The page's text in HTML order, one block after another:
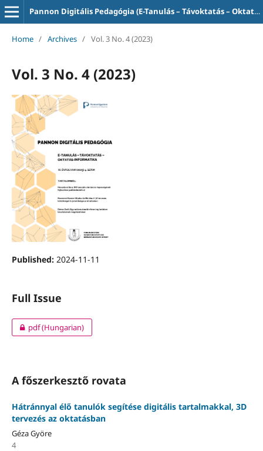
Pannon Digitális Pedagógia (E-Tanulás – Távoktatás – Oktatás-informatika)
Home / Archives / Vol. 3 No. 4 (2023)
Vol. 3 No. 4 (2023)
Published: 2024-11-11
Full Issue
pdf (Hungarian)
A főszerkesztő rovata
Hátránnyal élő tanulók segítése digitális tartalmakkal, 3D
tervezés az oktatásban
Géza Györe
4